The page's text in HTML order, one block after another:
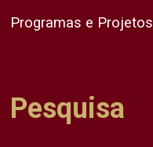
Programas e Projetos
Pesquisa